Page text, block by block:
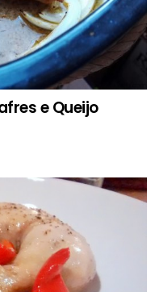
e Queijo